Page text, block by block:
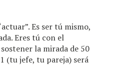
Es ser tú mismo,
Eres tú con el
la mirada de 50
(tu jefe, tu pareja) será